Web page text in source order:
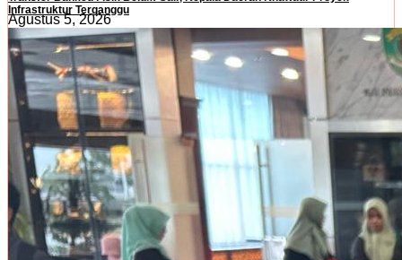
Infrastruktur Terganggu
Agustus 5, 2026